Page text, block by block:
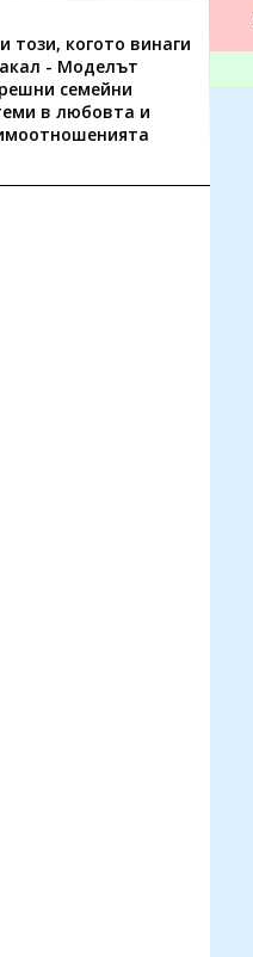
този, когото винаги
- Моделът
семейни
в любовта и